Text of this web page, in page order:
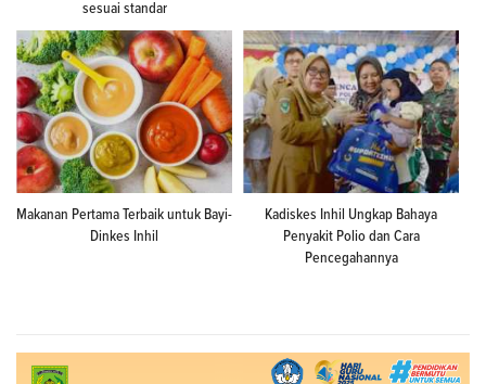
sesuai standar
Makanan Pertama Terbaik untuk Bayi-
Dinkes Inhil
Kadiskes Inhil Ungkap Bahaya
Penyakit Polio dan Cara
Pencegahannya